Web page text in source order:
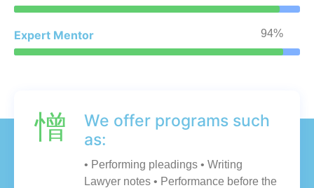
Expert Mentor 94%
We offer programs such
as:
• Performing pleadings • Writing
Lawyer notes • Performance before the